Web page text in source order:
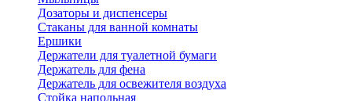
Дозаторы и диспенсеры
Стаканы для ванной комнаты
Ершики
Держатели для туалетной бумаги
Держатель для фена
Держатель для освежителя воздуха
Стойка напольная